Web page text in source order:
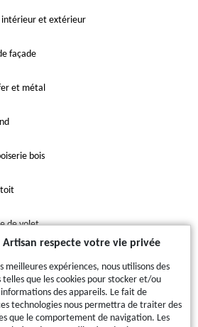
et extérieur
façade
et métal
bois
toit
de volet
87
Artisan respecte votre vie privée
meilleures expériences, nous utilisons des
telles que les cookies pour stocker et/ou
des appareils. Le fait de
technologies nous permettra de traiter des
que le comportement de navigation. Les